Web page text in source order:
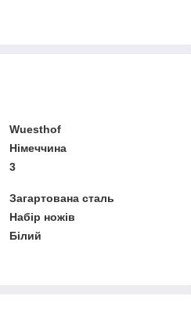
Wuesthof
Німеччина
3
Загартована сталь
Набір ножів
Білий